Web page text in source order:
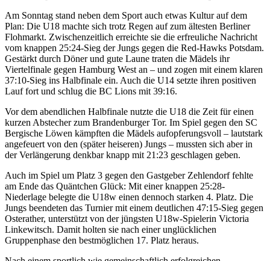
Am Sonntag stand neben dem Sport auch etwas Kultur auf dem
Plan: Die U18 machte sich trotz Regen auf zum ältesten Berliner
Flohmarkt. Zwischenzeitlich erreichte sie die erfreuliche Nachricht
vom knappen 25:24-Sieg der Jungs gegen die Red-Hawks Potsdam.
Gestärkt durch Döner und gute Laune traten die Mädels ihr
Viertelfinale gegen Hamburg West an – und zogen mit einem klaren
37:10-Sieg ins Halbfinale ein. Auch die U14 setzte ihren positiven
Lauf fort und schlug die BC Lions mit 39:16.
Vor dem abendlichen Halbfinale nutzte die U18 die Zeit für einen
kurzen Abstecher zum Brandenburger Tor. Im Spiel gegen den SC
Bergische Löwen kämpften die Mädels aufopferungsvoll – lautstark
angefeuert von den (später heiseren) Jungs – mussten sich aber in
der Verlängerung denkbar knapp mit 21:23 geschlagen geben.
Auch im Spiel um Platz 3 gegen den Gastgeber Zehlendorf fehlte
am Ende das Quäntchen Glück: Mit einer knappen 25:28-
Niederlage belegte die U18w einen dennoch starken 4. Platz. Die
Jungs beendeten das Turnier mit einem deutlichen 47:15-Sieg gegen
Osterather, unterstützt von der jüngsten U18w-Spielerin Victoria
Linkewitsch. Damit holten sie nach einer unglücklichen
Gruppenphase den bestmöglichen 17. Platz heraus.